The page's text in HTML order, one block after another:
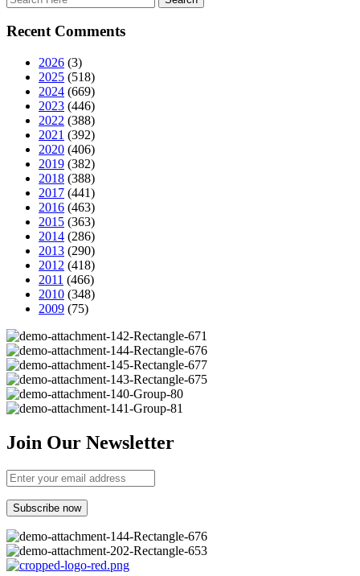
Recent Comments
2026 (3)
2025 (518)
2024 (669)
2023 (446)
2022 (388)
2021 (392)
2020 (406)
2019 (382)
2018 (388)
2017 (441)
2016 (463)
2015 (363)
2014 (286)
2013 (290)
2012 (418)
2011 (466)
2010 (348)
2009 (75)
Join Our Newsletter